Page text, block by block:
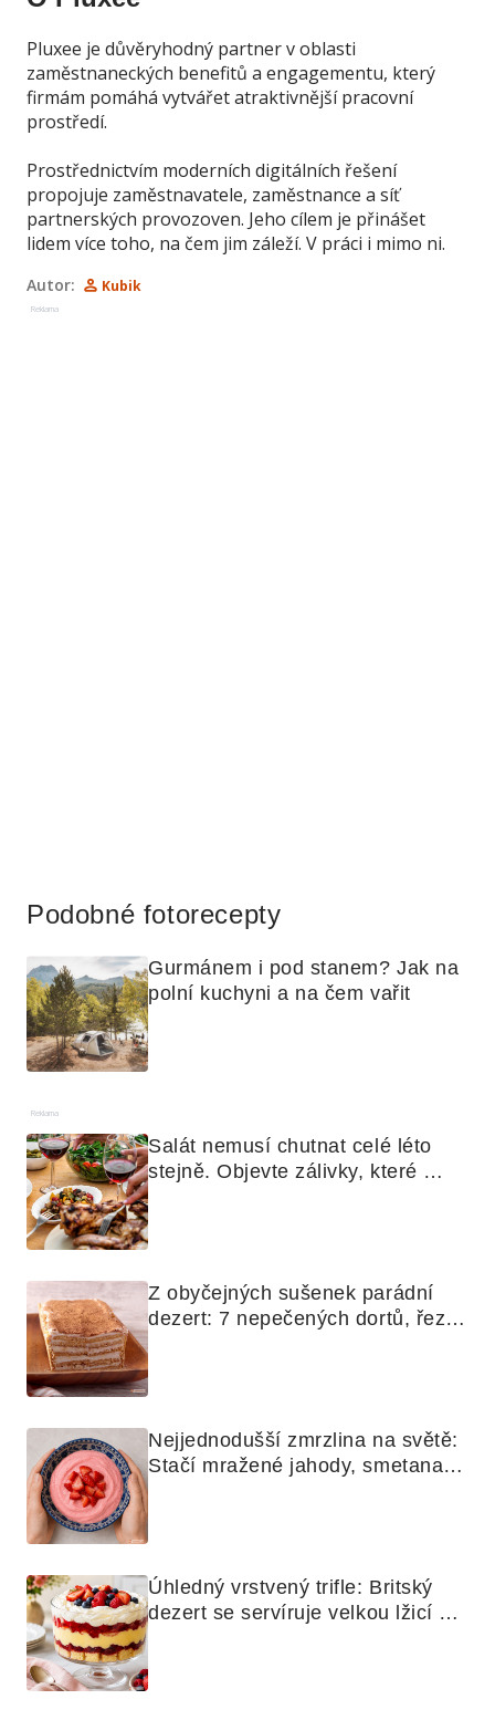
Pluxee je důvěryhodný partner v oblasti
zaměstnaneckých benefitů a engagementu, který
firmám pomáhá vytvářet atraktivnější pracovní
prostředí.
Prostřednictvím moderních digitálních řešení
propojuje zaměstnavatele, zaměstnance a síť
partnerských provozoven. Jeho cílem je přinášet
lidem více toho, na čem jim záleží. V práci i mimo ni.
Autor: Kubik
Reklama
Podobné fotorecepty
Gurmánem i pod stanem? Jak na
polní kuchyni a na čem vařit
Reklama
Salát nemusí chutnat celé léto
stejně. Objevte zálivky, které
Z obyčejných sušenek parádní
dezert: 7 nepečených dortů, řezů
Nejjednodušší zmrzlina na světě:
Stačí mražené jahody, smetana a
Úhledný vrstvený trifle: Britský
dezert se servíruje velkou lžicí